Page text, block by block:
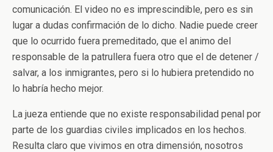
comunicación. El video no es imprescindible, pero es sin
lugar a dudas confirmación de lo dicho. Nadie puede creer
que lo ocurrido fuera premeditado, que el animo del
responsable de la patrullera fuera otro que el de detener /
salvar, a los inmigrantes, pero si lo hubiera pretendido no
lo habría hecho mejor.
La jueza entiende que no existe responsabilidad penal por
parte de los guardias civiles implicados en los hechos.
Resulta claro que vivimos en otra dimensión, nosotros